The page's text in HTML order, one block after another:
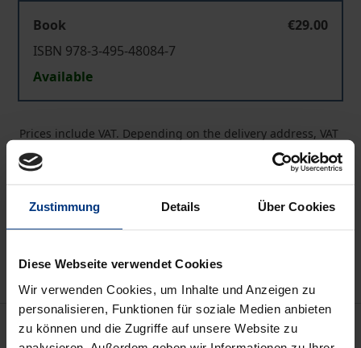
Zustimmung Details Über Cookies
Diese Webseite verwendet Cookies
Wir verwenden Cookies, um Inhalte und Anzeigen zu
personalisieren, Funktionen für soziale Medien anbieten
zu können und die Zugriffe auf unsere Website zu
Book
€29.00
ISBN 978-3-495-48084-7
Available
Prices include VAT. Depending on the delivery address, VAT
may vary at checkout.
Description